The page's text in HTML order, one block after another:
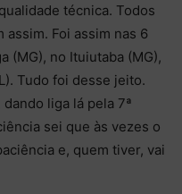
técnica. Todos
Foi assim nas 6
(MG), no Ituiutaba (MG),
Tudo foi desse jeito.
liga lá pela 7ª
sei que às vezes o
e, quem tiver, vai